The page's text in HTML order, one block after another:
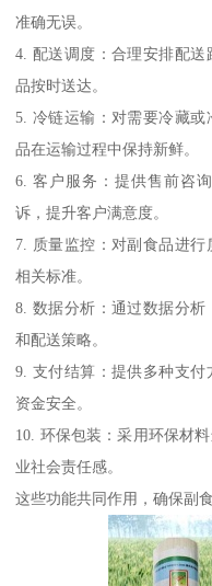
准确无误。
4. 配送调度：合理安排配
品按时送达。
5. 冷链运输：对需要冷藏
品在运输过程中保持新鲜。
6. 客户服务：提供售前咨
诉，提升客户满意度。
7. 质量监控：对副食品进
相关标准。
8. 数据分析：通过数据分
和配送策略。
9. 支付结算：提供多种支
资金安全。
10. 环保包装：采用环保材
业社会责任感。
这些功能共同作用，确保副